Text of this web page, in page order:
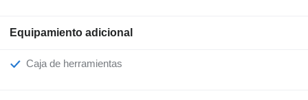
Equipamiento adicional
Caja de herramientas